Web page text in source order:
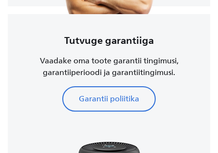
Tutvuge garantiiga
Vaadake oma toote garantii tingimusi,
garantiiperioodi ja garantiitingimusi.
Garantii poliitika